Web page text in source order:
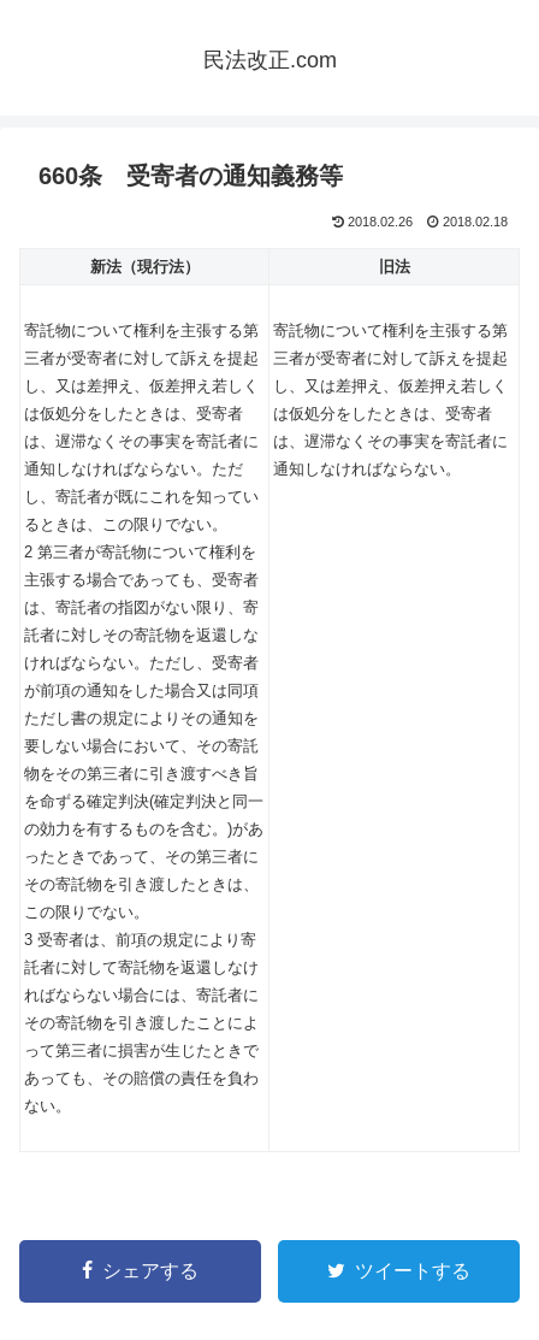
民法改正.com
660条 受寄者の通知義務等
2018.02.26 2018.02.18
新法（現行法） 旧法
寄託物について権利を主張する第
三者が受寄者に対して訴えを提起
し、又は差押え、仮差押え若しく
は仮処分をしたときは、受寄者
は、遅滞なくその事実を寄託者に
通知しなければならない。ただ
し、寄託者が既にこれを知ってい
るときは、この限りでない。
2 第三者が寄託物について権利を
主張する場合であっても、受寄者
は、寄託者の指図がない限り、寄
託者に対しその寄託物を返還しな
ければならない。ただし、受寄者
が前項の通知をした場合又は同項
ただし書の規定によりその通知を
要しない場合において、その寄託
物をその第三者に引き渡すべき旨
を命ずる確定判決(確定判決と同一
の効力を有するものを含む。)があ
ったときであって、その第三者に
その寄託物を引き渡したときは、
この限りでない。
3 受寄者は、前項の規定により寄
託者に対して寄託物を返還しなけ
ればならない場合には、寄託者に
その寄託物を引き渡したことによ
って第三者に損害が生じたときで
あっても、その賠償の責任を負わ
ない。
寄託物について権利を主張する第
三者が受寄者に対して訴えを提起
し、又は差押え、仮差押え若しく
は仮処分をしたときは、受寄者
は、遅滞なくその事実を寄託者に
通知しなければならない。
シェアする ツイートする